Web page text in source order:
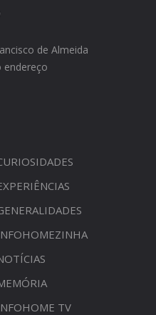
de Almeida
endereço
TV